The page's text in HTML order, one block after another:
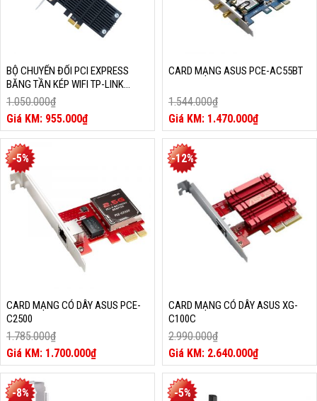
BỘ CHUYỂN ĐỔI PCI EXPRESS
BĂNG TẦN KÉP WIFI TP-LINK
AC1300 ARCHER T6E
1.050.000₫
Giá
gốc
là:
1.050.000₫.
955.000₫
Giá
hiện
tại
là:
955.000₫.
CARD MẠNG ASUS PCE-AC55BT
1.544.000₫
Giá
gốc
là:
1.544.000₫.
1.470.000₫
Giá
hiện
tại
là:
1.470.000₫.
-5%
CARD MẠNG CÓ DÂY ASUS PCE-
C2500
1.785.000₫
Giá
gốc
là:
1.785.000₫.
1.700.000₫
Giá
hiện
tại
-12%
CARD MẠNG CÓ DÂY ASUS XG-
C100C
2.990.000₫
Giá
gốc
là:
2.990.000₫.
2.640.000₫
Giá
hiện
tại
-8% -5%